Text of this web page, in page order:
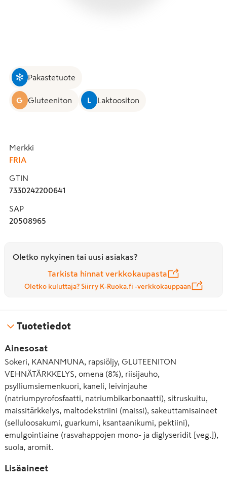
Pakastetuote
G Gluteeniton L Laktoositon
Merkki
FRIA
GTIN
7330242200641
SAP
20508965
Oletko nykyinen tai uusi asiakas?
Tarkista hinnat verkkokaupasta
Oletko kuluttaja? Siirry K-Ruoka.fi -verkkokauppaan
Tuotetiedot
Ainesosat
Sokeri, KANANMUNA, rapsiöljy, GLUTEENITON
VEHNÄTÄRKKELYS, omena (8%), riisijauho,
psylliumsiemenkuori, kaneli, leivinjauhe
(natriumpyrofosfaatti, natrium­bikarbonaatti), sitruskuitu,
maissitärkkelys, maltodekstriini (maissi), sakeuttamisaineet
(selluloosakumi, guarkumi, ksantaanikumi, pektiini),
emulgointiaine (rasvahappojen mono- ja diglyseridit [veg.]),
suola, aromit.
Lisäaineet